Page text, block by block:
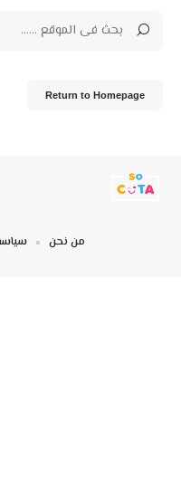
Return to Homepage
من نحن